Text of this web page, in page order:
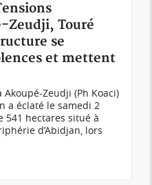
Zeudji, Touré
se
et mettent
Zeudji (Ph Koaci)
a éclaté le samedi 2
541 hectares situé à
d’Abidjan, lors